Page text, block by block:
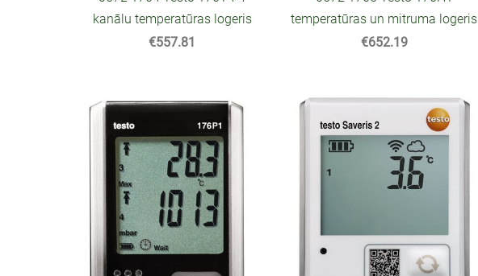
kanālu temperatūras logeris
€557.81
temperatūras un mitruma logeris
€652.19